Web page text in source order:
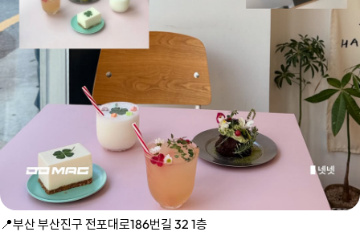
📍부산 부산진구 전포대로186번길 32 1층